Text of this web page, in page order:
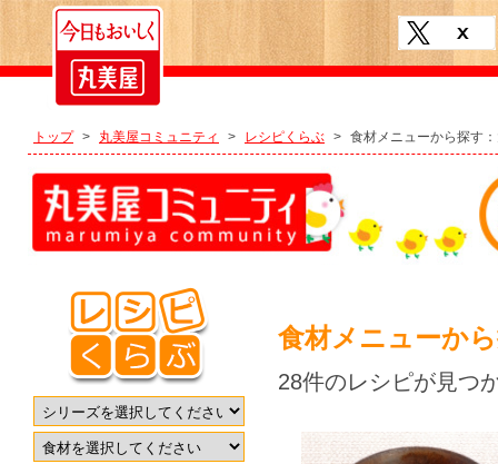
トップ > 丸美屋コミュニティ > レシピくらぶ > 食材メニューから探す
食材メニューか
28件のレシピが見つ